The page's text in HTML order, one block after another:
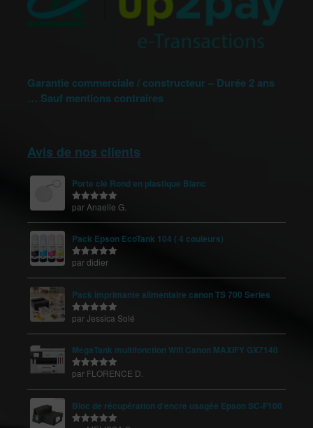
Garantie commerciale / constructeur – Durée 2 ans
… Sauf mentions contraires
Avis de nos clients
Porte clé Rond en plastique Blanc
Note5sur
par Anaelle G.
Pack Epson EcoTank 104 ( 4 couleurs)
Note 5sur
par didier
Pack imprimante alimentaire canon TS 700 Series
Note5sur
par Jessica Solé
MegaTank multifonction Wifi Canon MAXIFY GX7140
Note sur
par FLORENCE D.
Bloc de récupération d'encre usagée Epson SC-F100